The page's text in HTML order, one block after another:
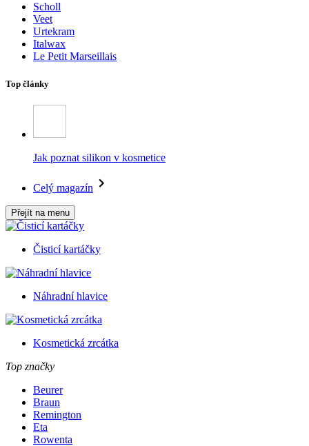
Scholl
Veet
Urtekram
Italwax
Le Petit Marseillais
Top články
Jak poznat silikon v kosmetice
Celý magazín
Přejít na menu
Čisticí kartáčky
Náhradní hlavice
Kosmetická zrcátka
Top značky
Beurer
Braun
Remington
Eta
Rowenta